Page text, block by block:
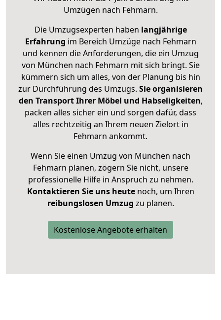
Umzügen nach Fehmarn.
Die Umzugsexperten haben langjährige
Erfahrung im Bereich Umzüge nach Fehmarn
und kennen die Anforderungen, die ein Umzug
von München nach Fehmarn mit sich bringt. Sie
kümmern sich um alles, von der Planung bis hin
zur Durchführung des Umzugs. Sie organisieren
den Transport Ihrer Möbel und Habseligkeiten,
packen alles sicher ein und sorgen dafür, dass
alles rechtzeitig an Ihrem neuen Zielort in
Fehmarn ankommt.
Wenn Sie einen Umzug von München nach
Fehmarn planen, zögern Sie nicht, unsere
professionelle Hilfe in Anspruch zu nehmen.
Kontaktieren Sie uns heutenoch, um Ihren
reibungslosen Umzug zu planen.
Kostenlose Angebote erhalten